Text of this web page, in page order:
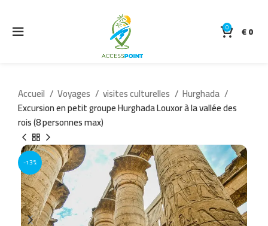
0 €0
Accueil Voyages visites culturelles
Hurghada
Excursion en petit groupe Hurghada Louxor à la vallée des
rois (8 personnes max)
-13%